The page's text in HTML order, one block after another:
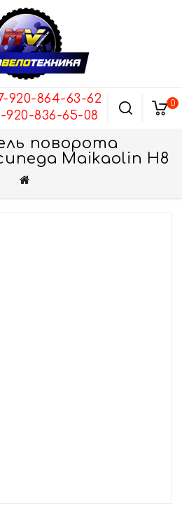
920-864-63-62
920-836-65-08
0
поворота
Maikaolin H8